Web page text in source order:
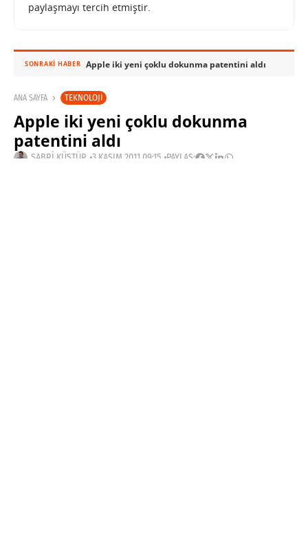
paylaşmayı tercih etmiştir.
SONRAKI HABER Apple iki yeni çoklu dokunma patentini aldı
ANA SAYFA TEKNOLOJI
Apple iki yeni çoklu dokunma
patentini aldı
SABRI KÜSTÜR 3 KASIM 2011 09:15 PAYLAŞ: